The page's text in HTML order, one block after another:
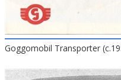
Goggomobil Transporter